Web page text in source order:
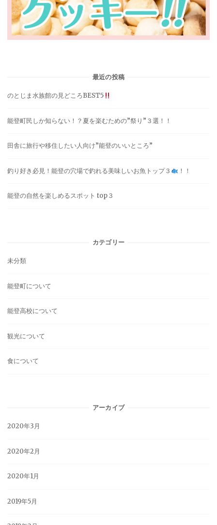
最近の投稿
のとじま水族館の見どころBEST5
能登町民しか知らない！？夏を楽むための”祭り”３選！！
田舎に旅行や移住したい人向け”能登のいいところ”
釣り好き必見！能登の穴場で釣れる美味しいお魚トップ３ ！！
能登の自然を楽しめるスポット top３
カテゴリー
未分類
能登町について
能登高校について
観光について
食について
アーカイブ
2020年3月
2020年2月
2020年1月
2019年5月